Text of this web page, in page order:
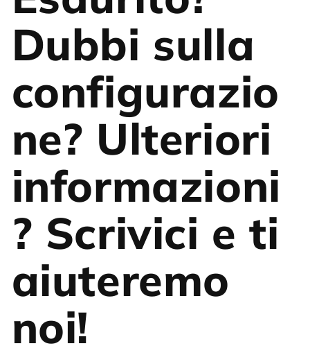
Dubbi sulla
configurazio
ne? Ulteriori
informazioni
? Scrivici e ti
aiuteremo
noi!